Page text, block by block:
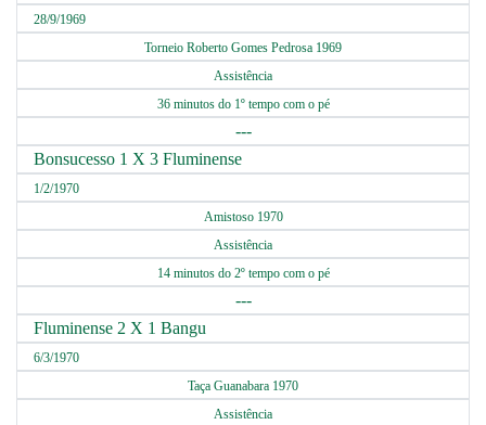
28/9/1969
Torneio Roberto Gomes Pedrosa 1969
Assistência
36 minutos do 1º tempo com o pé
---
Bonsucesso 1 X 3 Fluminense
1/2/1970
Amistoso 1970
Assistência
14 minutos do 2º tempo com o pé
---
Fluminense 2 X 1 Bangu
6/3/1970
Taça Guanabara 1970
Assistência